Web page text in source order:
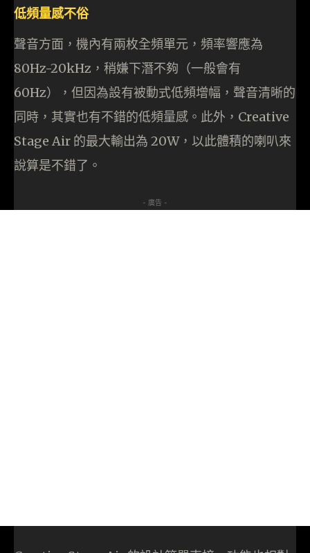
低頻量感不俗
聲音方面，機內有兩枚全頻單元，頻率響應為
80Hz-20kHz，稍嫌下潛不夠（一般會有
60Hz），但因為設有被動式低頻增幅，聲音清晰的
同時，其實也有不錯的低頻量感。此外，Creative
Stage Air 的最大輸出為 20W，以此體積的喇叭來
說算是不錯了。
- 廣告 -